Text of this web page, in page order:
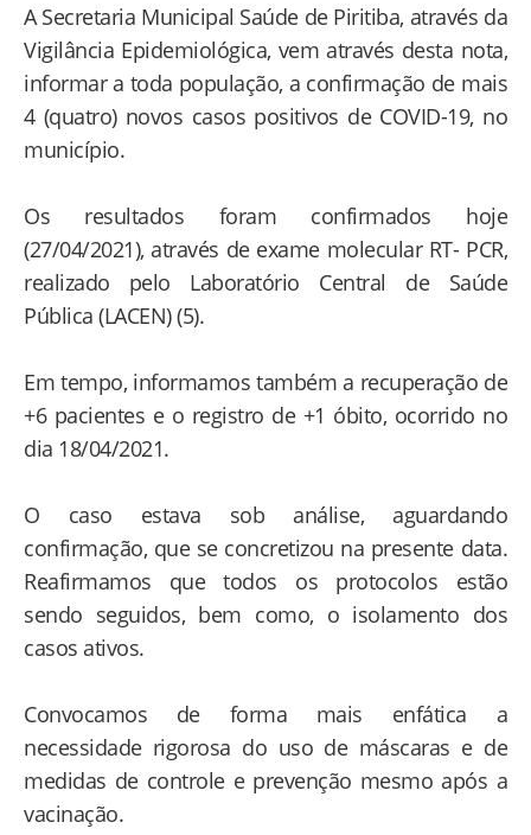
A Secretaria Municipal Saúde de Piritiba, através da
Vigilância Epidemiológica, vem através desta nota,
informar a toda população, a confirmação de mais
4 (quatro) novos casos positivos de COVID-19, no
município.
Os resultados foram confirmados hoje
(27/04/2021), através de exame molecular RT- PCR,
realizado pelo Laboratório Central de Saúde
Pública (LACEN) (5).
Em tempo, informamos também a recuperação de
+6 pacientes e o registro de +1 óbito, ocorrido no
dia 18/04/2021.
O caso estava sob análise, aguardando
confirmação, que se concretizou na presente data.
Reafirmamos que todos os protocolos estão
sendo seguidos, bem como, o isolamento dos
casos ativos.
Convocamos de forma mais enfática a
necessidade rigorosa do uso de máscaras e de
medidas de controle e prevenção mesmo após a
vacinação.